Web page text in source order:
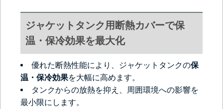
ジャケットタンク用断熱カバーで保
温・保冷効果を最大化
優れた断熱性能により、ジャケットタンクの保
温・保冷効果を大幅に高めます。
タンクからの放熱を抑え、周囲環境への影響を
最小限にします。